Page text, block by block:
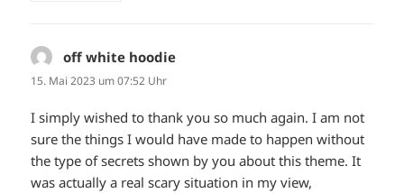
off white hoodie
15. Mai 2023 um 07:52 Uhr
I simply wished to thank you so much again. I am not
sure the things I would have made to happen without
the type of secrets shown by you about this theme. It
was actually a real scary situation in my view,